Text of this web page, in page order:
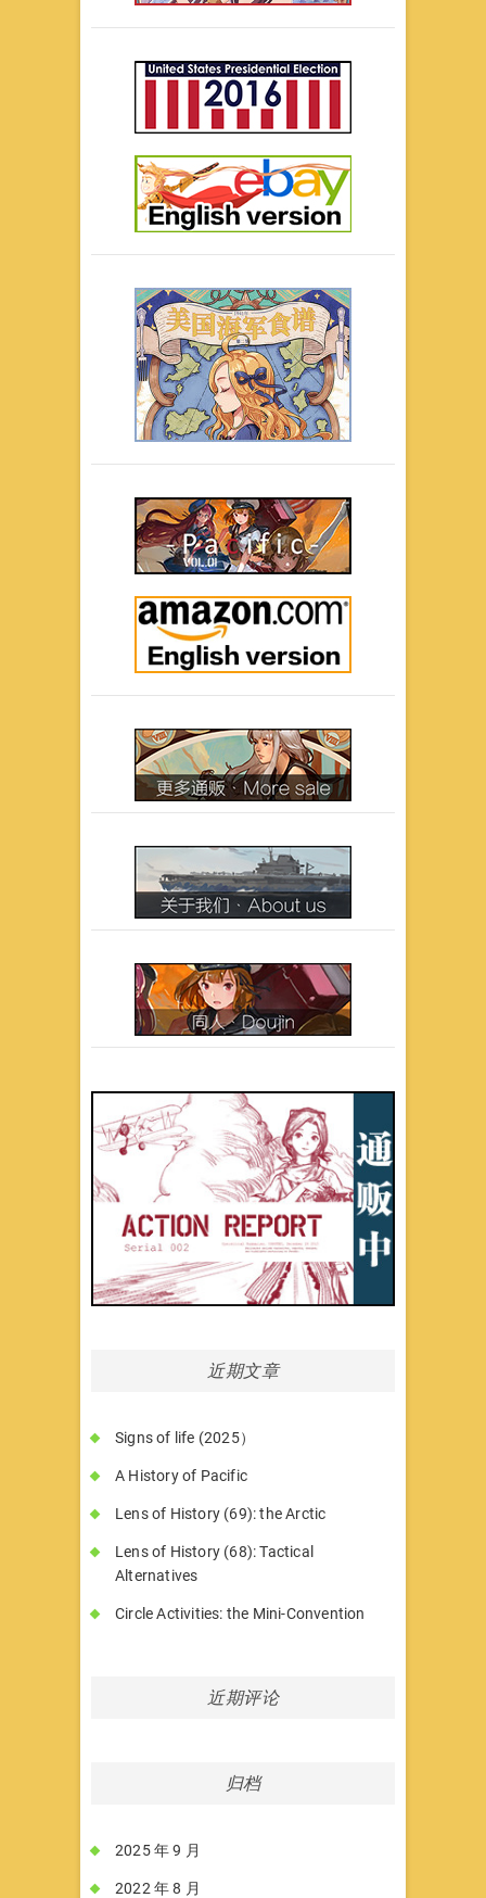
近期文章
Signs of life (2025）
A History of Pacific
Lens of History (69): the Arctic
Lens of History (68): Tactical
Alternatives
Circle Activities: the Mini-Convention
近期评论
归档
2025 年 9 月
2022 年 8 月